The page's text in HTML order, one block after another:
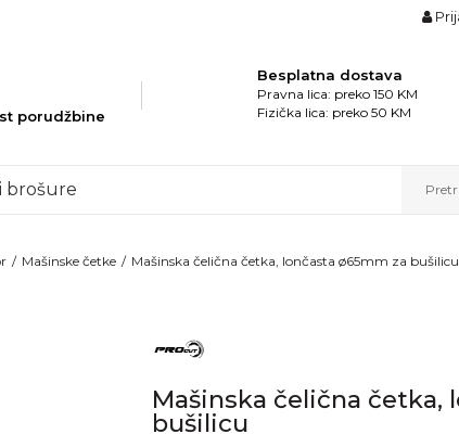
porudžbine
Besplatna dostava
Pravna lica: preko 150 KM
Fizička lica: preko 50 KM
brošure
Mašinske četke Mašinska čelična četka, lončasta ø65mm za bušilicu
Mašinska čelična četka,
bušilicu